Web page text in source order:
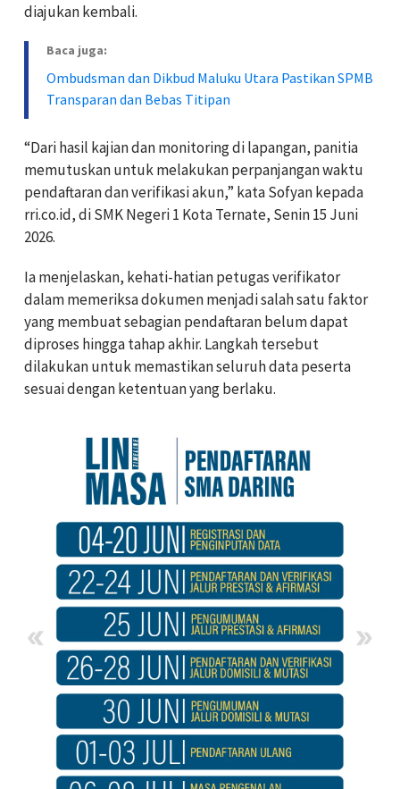
diajukan kembali.
Baca juga:
Ombudsman dan Dikbud Maluku Utara Pastikan SPMB
Transparan dan Bebas Titipan
“Dari hasil kajian dan monitoring di lapangan, panitia
memutuskan untuk melakukan perpanjangan waktu
pendaftaran dan verifikasi akun,” kata Sofyan kepada
rri.co.id, di SMK Negeri 1 Kota Ternate, Senin 15 Juni
2026.
Ia menjelaskan, kehati-hatian petugas verifikator
dalam memeriksa dokumen menjadi salah satu faktor
yang membuat sebagian pendaftaran belum dapat
diproses hingga tahap akhir. Langkah tersebut
dilakukan untuk memastikan seluruh data peserta
sesuai dengan ketentuan yang berlaku.